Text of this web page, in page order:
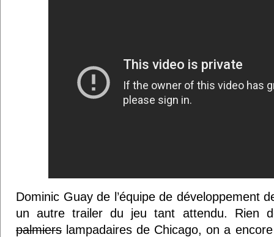
Dominic Guay de l’équipe de développement
un autre trailer du jeu tant attendu. Rien
palmiers lampadaires de Chicago, on a